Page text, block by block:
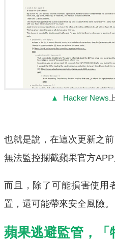
▲ Hacker News
也就是說，在這次更新之
無法監控攔截蘋果官方APP
而且，除了可能損害使用
置，還可能帶來安全風險。
蘋果逃避監管，「